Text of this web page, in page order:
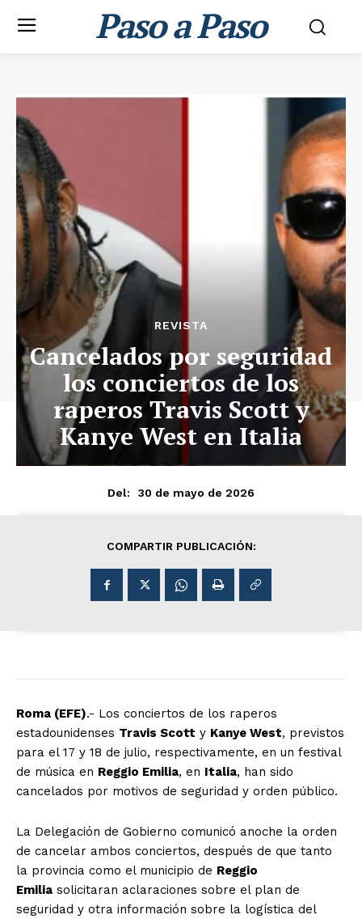
Paso a Paso
REVISTA
Cancelados por seguridad
los conciertos de los
raperos Travis Scott y
Kanye West en Italia
Del: 30 de mayo de 2026
COMPARTIR PUBLICACIÓN:
Roma (EFE).- Los conciertos de los raperos
estadounidenses Travis Scott y Kanye West, previstos
para el 17 y 18 de julio, respectivamente, en un festival
de música en Reggio Emilia, en Italia, han sido
cancelados por motivos de seguridad y orden público.
La Delegación de Gobierno comunicó anoche la orden
de cancelar ambos conciertos, después de que tanto
la provincia como el municipio de Reggio
Emilia solicitaran aclaraciones sobre el plan de
seguridad y otra información sobre la logística del